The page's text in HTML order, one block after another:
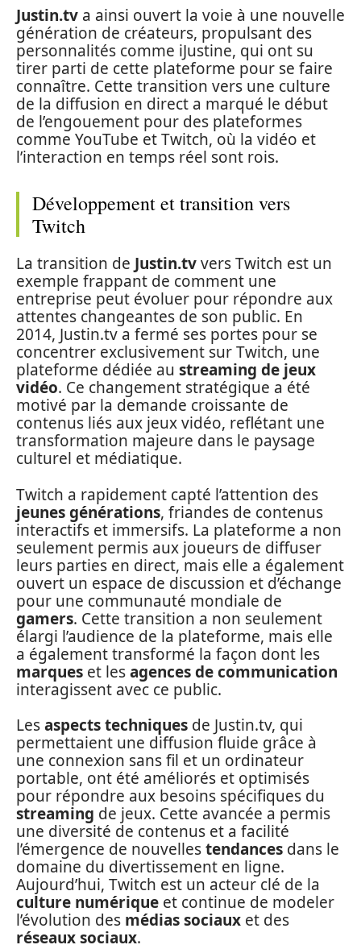
Justin.tv a ainsi ouvert la voie à une nouvelle
génération de créateurs, propulsant des
personnalités comme iJustine, qui ont su
tirer parti de cette plateforme pour se faire
connaître. Cette transition vers une culture
de la diffusion en direct a marqué le début
de l’engouement pour des plateformes
comme YouTube et Twitch, où la vidéo et
l’interaction en temps réel sont rois.
Développement et transition vers
Twitch
La transition de Justin.tvvers Twitch est un
exemple frappant de comment une
entreprise peut évoluer pour répondre aux
attentes changeantes de son public. En
2014, Justin.tv a fermé ses portes pour se
concentrer exclusivement sur Twitch, une
plateforme dédiée au streaming de jeux
vidéo. Ce changement stratégique a été
motivé par la demande croissante de
contenus liés aux jeux vidéo, reflétant une
transformation majeure dans le paysage
culturel et médiatique.
Twitch a rapidement capté l’attention des
jeunes générations, friandes de contenus
interactifs et immersifs. La plateforme a non
seulement permis aux joueurs de diffuser
leurs parties en direct, mais elle a également
ouvert un espace de discussion et d’échange
pour une communauté mondiale de
gamers. Cette transition a non seulement
élargi l’audience de la plateforme, mais elle
a également transformé la façon dont les
marques et lesagences de communication
interagissent avec ce public.
Lesaspects techniques de Justin.tv, qui
permettaient une diffusion fluide grâce à
une connexion sans fil et un ordinateur
portable, ont été améliorés et optimisés
pour répondre aux besoins spécifiques du
streaming de jeux. Cette avancée a permis
une diversité de contenus et a facilité
l’émergence de nouvellestendances dans le
domaine du divertissement en ligne.
Aujourd’hui, Twitch est un acteur clé de la
culture numérique et continue de modeler
l’évolution des médias sociaux et des
réseaux sociaux.